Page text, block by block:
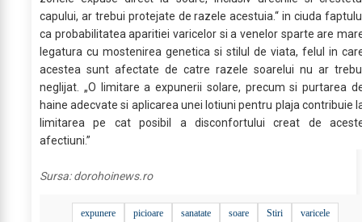
capului, ar trebui protejate de razele acestuia.“ in ciuda
ca probabilitatea aparitiei varicelor si a venelor sparte are
legatura cu mostenirea genetica si stilul de viata, felul in
acestea sunt afectate de catre razele soarelui nu ar
neglijat. „O limitare a expunerii solare, precum si purtarea
haine adecvate si aplicarea unei lotiuni pentru plaja contribuie
limitarea pe cat posibil a disconfortului creat de
afectiuni.”
Sursa:dorohoinews.ro
expunere picioare sanatate soare Stiri
varicele